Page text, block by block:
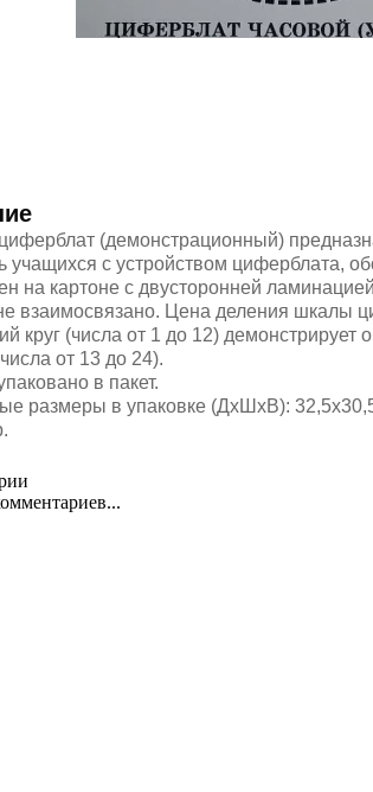
(демонстрационный)
учащихся с устройством циферблата,
на картоне с двусторонней
взаимосвязано. Цена деления шкалы
круг (числа от 1 до 12)
от 13 до 24).
в пакет.
размеры в упаковке (ДхШхВ):